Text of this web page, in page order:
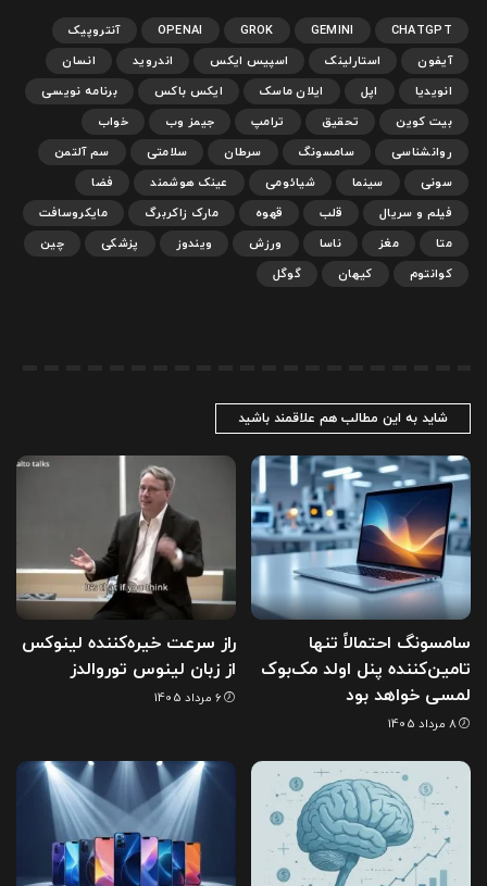
CHATGPT
GEMINI
GROK
OPENAI
آنتروپیک
آیفون
استارلینک اسپیس ایکس اندروید
انسان
انویدیا
اپل ایلان ماسک ایکس باکس
برنامه نویسی
بیت کوین
تحقیق ترامپ جیمز وب
خواب
روانشناسی
سامسونگ سرطان سلامتی
سم آلتمن
سونی
سینما شیائومی عینک هوشمند
فضا
فیلم و سریال
قلب قهوه مارک زاکربرگ
مایکروسافت
متا
مغز ناسا ورزش ویندوز پزشکی
چین
کوانتوم
کیهان گوگل
شاید به این مطالب هم علاقمند باشید
سامسونگ احتمالاً تنها
تامین‌کننده پنل اولد مک‌بوک
لمسی خواهد بود
8 مرداد 1405
راز سرعت خیره‌کننده لینوکس
از زبان لینوس توروالدز
6 مرداد 1405